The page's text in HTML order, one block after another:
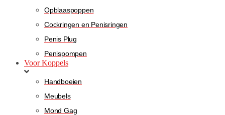
Opblaaspoppen
Cockringen en Penisringen
Penis Plug
Penispompen
Voor Koppels
Handboeien
Meubels
Mond Gag